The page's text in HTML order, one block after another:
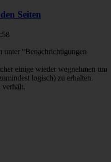
Seiten
unter "Benachrichtigungen
einige wieder wegnehmen um
logisch) zu erhalten.
verhält.